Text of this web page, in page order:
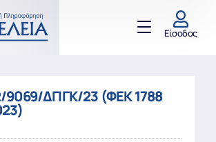
Είσοδος
9069/ΔΠΓΚ/23 (ΦΕΚ 1788